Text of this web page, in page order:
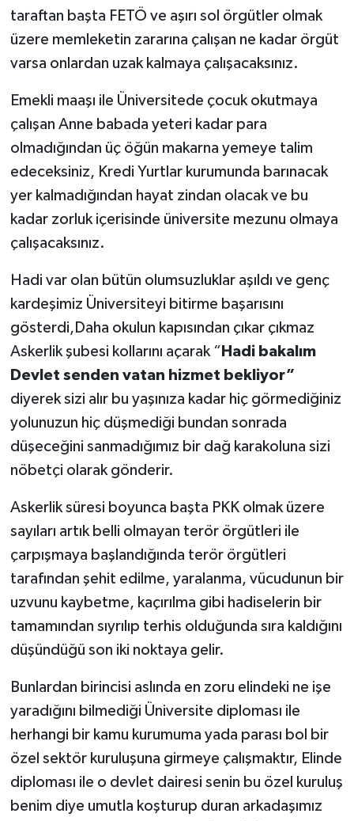
taraftan başta FETÖ ve aşırı sol örgütler olmak
üzere memleketin zararına çalışan ne kadar örgüt
varsa onlardan uzak kalmaya çalışacaksınız.
Emekli maaşı ile Üniversitede çocuk okutmaya
çalışan Anne babada yeteri kadar para
olmadığından üç öğün makarna yemeye talim
edeceksiniz, Kredi Yurtlar kurumunda barınacak
yer kalmadığından hayat zindan olacak ve bu
kadar zorluk içerisinde üniversite mezunu olmaya
çalışacaksınız.
Hadi var olan bütün olumsuzluklar aşıldı ve genç
kardeşimiz Üniversiteyi bitirme başarısını
gösterdi,Daha okulun kapısından çıkar çıkmaz
Askerlik şubesi kollarını açarak “ Hadi bakalım
Devlet senden vatan hizmet bekliyor”
diyerek sizi alır bu yaşınıza kadar hiç görmediğiniz
yolunuzun hiç düşmediği bundan sonrada
düşeceğini sanmadığımız bir dağ karakoluna sizi
nöbetçi olarak gönderir.
Askerlik süresi boyunca başta PKK olmak üzere
sayıları artık belli olmayan terör örgütleri ile
çarpışmaya başlandığında terör örgütleri
tarafından şehit edilme, yaralanma, vücudunun bir
uzvunu kaybetme, kaçırılma gibi hadiselerin bir
tamamından sıyrılıp terhis olduğunda sıra kaldığını
düşündüğü son iki noktaya gelir.
Bunlardan birincisi aslında en zoru elindeki ne işe
yaradığını bilmediği Üniversite diploması ile
herhangi bir kamu kurumuma yada parası bol bir
özel sektör kuruluşuna girmeye çalışmaktır, Elinde
diploması ile o devlet dairesi senin bu özel kuruluş
benim diye umutla koşturup duran arkadaşımız